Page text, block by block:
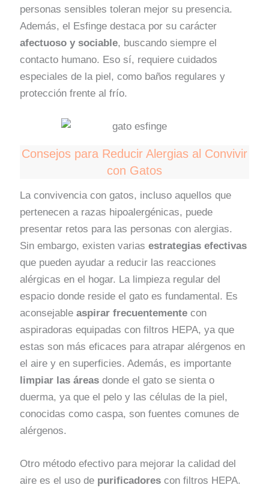
personas sensibles toleran mejor su presencia.
Además, el Esfinge destaca por su carácter
afectuoso y sociable, buscando siempre el
contacto humano. Eso sí, requiere cuidados
especiales de la piel, como baños regulares y
protección frente al frío.
Consejos para Reducir Alergias al Convivir
con Gatos
La convivencia con gatos, incluso aquellos que
pertenecen a razas hipoalergénicas, puede
presentar retos para las personas con alergias.
Sin embargo, existen variasestrategias efectivas
que pueden ayudar a reducir las reacciones
alérgicas en el hogar. La limpieza regular del
espacio donde reside el gato es fundamental. Es
aconsejableaspirar frecuentemente con
aspiradoras equipadas con filtros HEPA, ya que
estas son más eficaces para atrapar alérgenos en
el aire y en superficies. Además, es importante
limpiar las áreas donde el gato se sienta o
duerma, ya que el pelo y las células de la piel,
conocidas como caspa, son fuentes comunes de
alérgenos.
Otro método efectivo para mejorar la calidad del
aire es el uso de purificadorescon filtros HEPA.